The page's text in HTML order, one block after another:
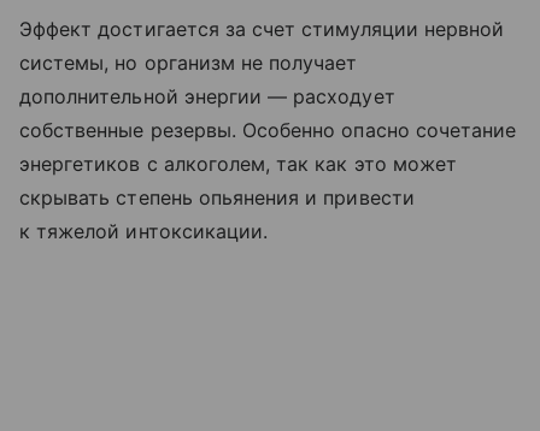
Эффект достигается за счет стимуляции нервной
системы, но организм не получает
дополнительной энергии — расходует
собственные резервы. Особенно опасно сочетание
энергетиков с алкоголем, так как это может
скрывать степень опьянения и привести
к тяжелой интоксикации.